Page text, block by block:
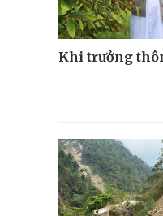
Khi trưởng